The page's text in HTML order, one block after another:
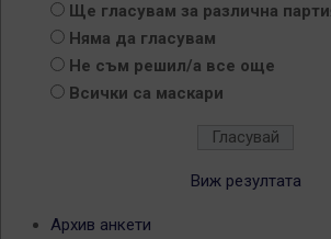
Ще гласувам за различна
Няма да гласувам
Не съм решил/а все още
Всички са маскари
Виж резултата
Архив анкети